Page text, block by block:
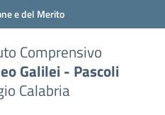
e del Merito
Comprensivo
Galilei - Pascoli
Calabria